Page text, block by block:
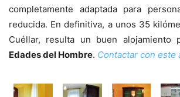
completamente adaptada para
reducida. En definitiva, a unos 35
Cuéllar, resulta un buen alojamiento
Edades del Hombre. Contactar con este